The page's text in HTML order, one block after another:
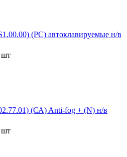
(РС) автоклавируемые н/в
шт
(СА) Anti-fog + (N) н/в
шт